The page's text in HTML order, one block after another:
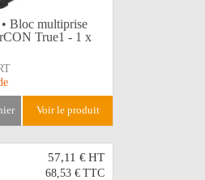
Bloc multiprise
True1 - 1 x
voir le produit
57,11 €HT
68,53 € TTC